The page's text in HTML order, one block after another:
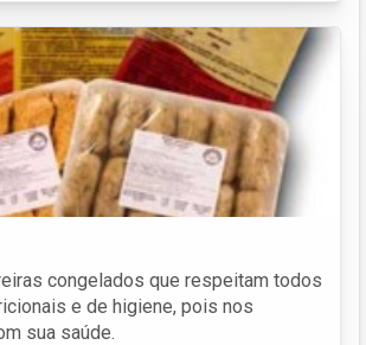
congelados que respeitam todos
e de higiene, pois nos
sua saúde.